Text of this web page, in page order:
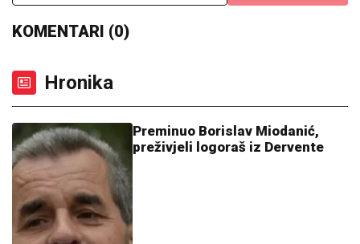
KOMENTARI (0)
Hronika
Preminuo Borislav Miodanić,
preživjeli logoraš iz Dervente